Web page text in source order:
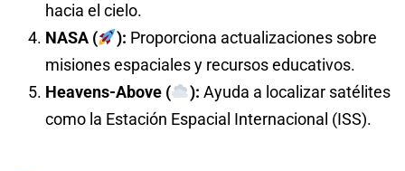
hacia el cielo.
NASA (
): Proporciona actualizaciones sobre
misiones espaciales y recursos educativos.
Heavens-Above (
): Ayuda a localizar satélites
como la Estación Espacial Internacional (ISS).